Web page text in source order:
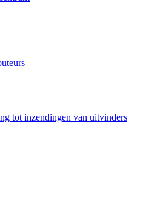
tot inzendingen van uitvinders